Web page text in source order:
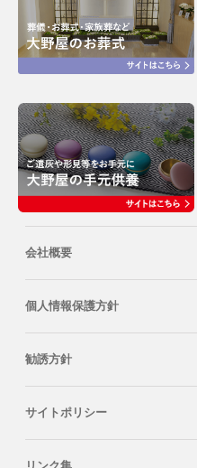
会社概要
個人情報保護方針
勧誘方針
サイトポリシー